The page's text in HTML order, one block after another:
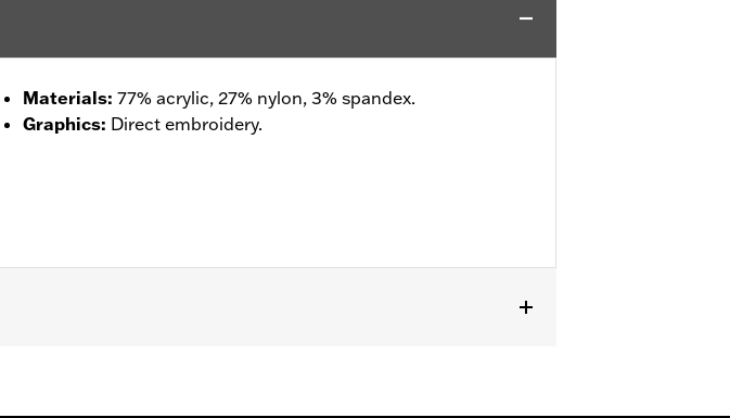
Materials: 77% acrylic, 27% nylon, 3% spandex.
Graphics: Direct embroidery.